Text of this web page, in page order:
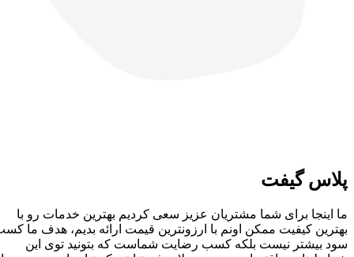
پلاس گیفت
ما اینجا برای شما مشتریان عزیز سعی کردیم بهترین خدمات رو با
بهترین کیفیت ممکن اونم با ارزونترین قیمت ارائه بدیم، هدف ما کسب
سود بیشتر نیست بلکه کسب رضایت شماست که بتونید توی این